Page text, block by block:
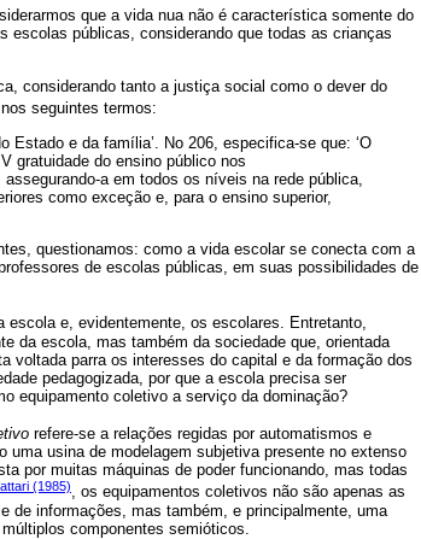
que a vida nua não é característica somente do
escolas públicas, considerando que todas as crianças
considerando tanto a justiça social como o dever do
nos seguintes termos:
Estado e da família’. No 206, especifica-se que: ‘O
gratuidade do ensino público nos
a em todos os níveis na rede pública,
como exceção e, para o ensino superior,
questionamos: como a vida escolar se conecta com a
de escolas públicas, em suas possibilidades de
escola e, evidentemente, os escolares. Entretanto,
da escola, mas também da sociedade que, orientada
voltada parra os interesses do capital e da formação dos
pedagogizada, por que a escola precisa ser
equipamento coletivo a serviço da dominação?
refere-se a relações regidas por automatismos e
usina de modelagem subjetiva presente no extenso
por muitas máquinas de poder funcionando, mas todas
(1985), os equipamentos coletivos não são apenas as
informações, mas também, e principalmente, uma
componentes semióticos.